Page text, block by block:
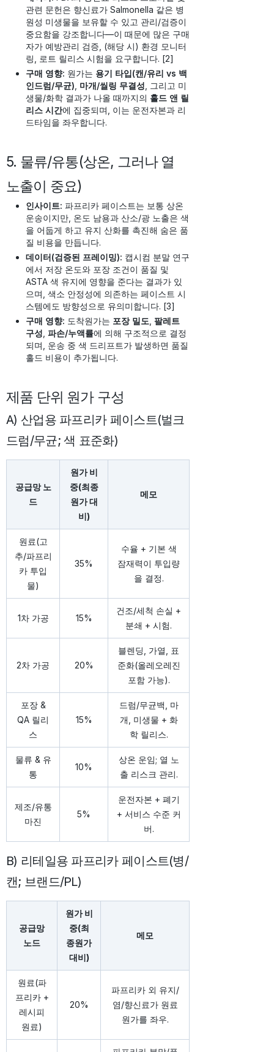
관련 문헌은 향신료가 Salmonella 같은 병
원성 미생물을 보유할 수 있고 관리/검증이
중요함을 강조합니다—이 때문에 많은 구매
자가 예방관리 검증, (해당 시) 환경 모니터
링, 로트 릴리스 시험을 요구합니다. [2]
구매 영향: 원가는 용기 타입(캔/유리 vs 백
인드럼/무균) 마개/씰링 무결성 , 그리고 미
생물/화학 결과가 나올 때까지의 홀드 앤 릴
리스 시간에 집중되며, 이는 운전자본과 리
드타임을 좌우합니다.
5. 물류/유통(상온, 그러나 열
노출이 중요)
인사이트: 파프리카 페이스트는 보통 상온
운송이지만, 온도 남용과 산소/광 노출은 색
을 어둡게 하고 유지 산화를 촉진해 숨은 품
질 비용을 만듭니다.
데이터(검증된 프레이밍): 캡시컴 분말 연구
에서 저장 온도와 포장 조건이 품질 및
ASTA 색 유지에 영향을 준다는 결과가 있
으며, 색소 안정성에 의존하는 페이스트 시
스템에도 방향성으로 유의미합니다. [3]
구매 영향: 도착원가는 포장 밀도 팔레트
구성 파손/누액률에 의해 구조적으로 결정
되며, 운송 중 색 드리프트가 발생하면 품질
홀드 비용이 추가됩니다.
제품 단위 원가 구성
A) 산업용 파프리카 페이스트(벌크
드럼/무균; 색 표준화)
공급망 노
드
원가 비
중(최종
원가 대
비)
메모
원료(고
추/파프리
카 투입
물)
35%
수율 + 기본 색
잠재력이 투입량
을 결정.
1차 가공 15%
건조/세척 손실 +
분쇄 + 시험.
2차 가공 20%
블렌딩, 가열, 표
준화(올레오레진
포함 가능).
포장 &
QA 릴리
스
15%
드럼/무균백, 마
개, 미생물 + 화
학 릴리스.
물류 & 유
통
10%
상온 운임; 열 노
출 리스크 관리.
제조/유통
마진
5%
운전자본 + 폐기
+ 서비스 수준 커
버.
B) 리테일용 파프리카 페이스트(병/
캔; 브랜드/PL)
공급망
노드
원가 비
중(최
종원가
대비)
메모
원료(파
프리카 +
레시피
원료)
20%
파프리카 외 유지/
염/향신료가 원료
원가를 좌우.